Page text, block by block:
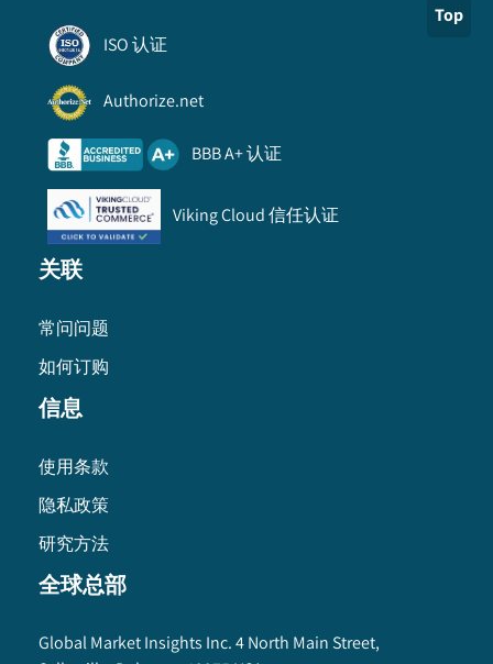
Top
ISO 认证
Authorize.net
BBB A+ 认证
Viking Cloud 信任认证
关联
常问问题
如何订购
信息
使用条款
隐私政策
研究方法
全球总部
Global Market Insights Inc. 4 North Main Street,